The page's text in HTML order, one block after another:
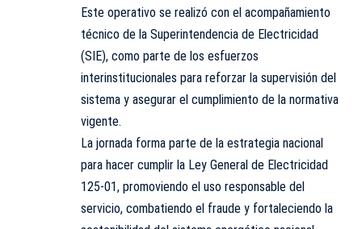
Este operativo se realizó con el acompañamiento
técnico de la Superintendencia de Electricidad
(SIE), como parte de los esfuerzos
interinstitucionales para reforzar la supervisión del
sistema y asegurar el cumplimiento de la normativa
vigente.
La jornada forma parte de la estrategia nacional
para hacer cumplir la Ley General de Electricidad
125-01, promoviendo el uso responsable del
servicio, combatiendo el fraude y fortaleciendo la